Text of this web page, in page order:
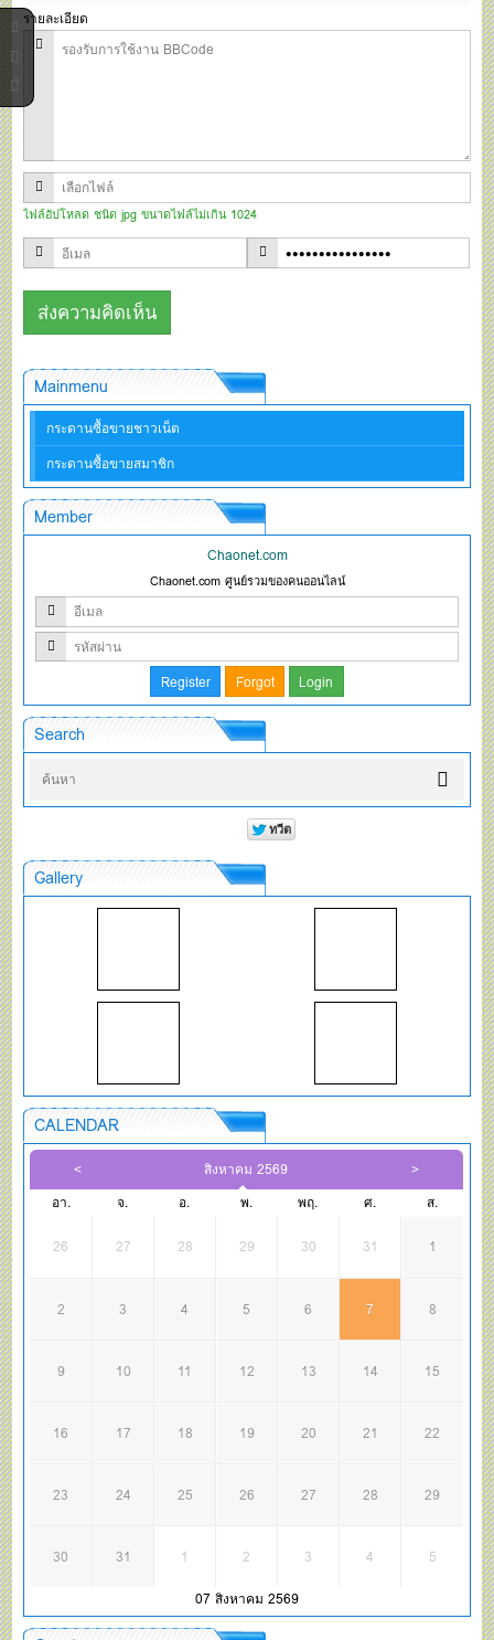
รายละเอียด
ไฟล์อัปโหลด ชนิด jpg ขนาดไฟล์ไม่เกิน 1024
Mainmenu
กระดานซื้อขายชาวเน็ต
กระดานซื้อขายสมาชิก
Member
Chaonet.com
Chaonet.com ศูนย์รวมของคนออนไลน์
Search
Gallery
CALENDAR
สิงหาคม 2569
อา.
จ. อ. พ. พฤ. ศ. ส.
26 27 28 29 30 31 1
2 3 4 5 6 7 8
9 10 11 12 13 14 15
16 17 18 19 20 21 22
23 24 25 26 27 28 29
30 31 1 2 3 4
5
07 สิงหาคม 2569